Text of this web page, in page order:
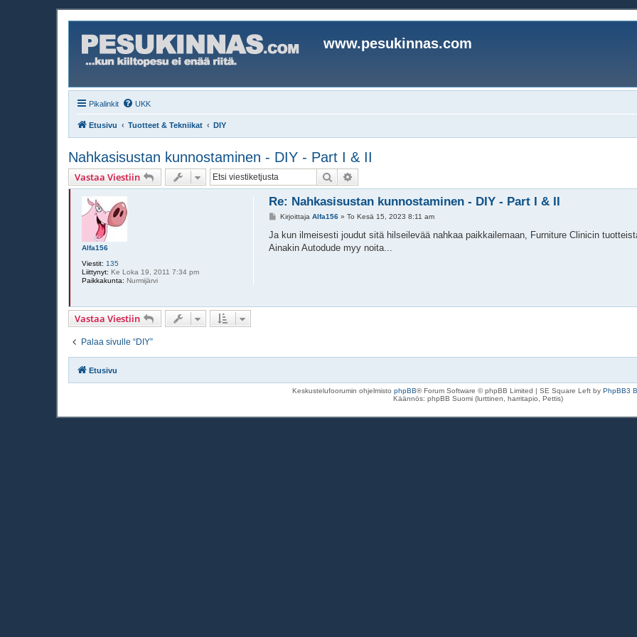
www.pesukinnas.com
Pikalinkit UKK
Etusivu Tuotteet & Tekniikat DIY
Nahkasisustan kunnostaminen - DIY - Part I & II
Vastaa Viestiin Etsi
Alfa156
Viestit: 135
Liittynyt: Ke Loka 19, 2011 7:34 pm
Paikkakunta: Nurmijärvi
Re: Nahkasisustan kunnostaminen - DIY - Part I & II
V
e
t
KirjoittajaAlfa156 »To Kesä 15, 2023 8:11 am
Ja kun ilmeisesti joudut sitä hilseilevää nahkaa paikkailemaan, Furniture Clinicin
Ainakin Autodude myy noita...
Vastaa Viestiin
Palaa sivulle “DIY”
Etusivu
Keskustelufoorumin ohjelmisto phpBB® Forum Software © phpBB Limited | SE Square Left by PhpBB3
Käännös: phpBB Suomi (lurttinen, harritapio, Pettis)